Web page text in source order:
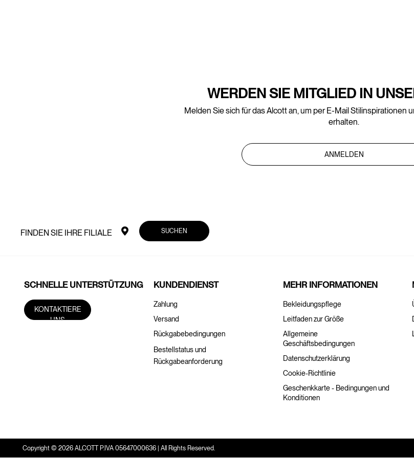
WERDEN SIE MITGLIED IN
Melden Sie sich für das Alcott an, um per E-Mail Stilinspirationen
erhalten.
ANMELDEN
FINDEN SIE IHRE FILIALE SUCHEN
SCHNELLE UNTERSTÜTZUNG
KONTAKTIERE
UNS
KUNDENDIENST
Zahlung
Versand
Rückgabebedingungen
Bestellstatus und
Rückgabeanforderung
MEHR INFORMATIONEN
Bekleidungspflege
Leitfaden zur Größe
Allgemeine
Geschäftsbedingungen
Datenschutzerklärung
Cookie-Richtlinie
Geschenkkarte - Bedingungen und
Konditionen
Copyright © 2026 ALCOTT P.IVA 05647000636 | All Rights Reserved.